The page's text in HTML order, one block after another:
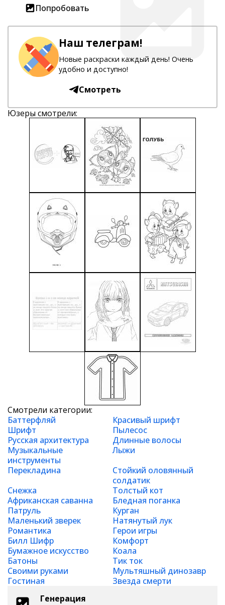
Попробовать
Наш телеграм!
Новые раскраски каждый день! Очень
удобно и доступно!
Смотреть
Юзеры смотрели:
Смотрели категории:
Баттерфляй
Красивый шрифт
Шрифт
Пылесос
Русская архитектура
Длинные волосы
Музыкальные
инструменты
Лыжи
Перекладина
Стойкий оловянный
солдатик
Снежка
Толстый кот
Африканская саванна
Бледная поганка
Патруль
Курган
Маленький зверек
Натянутый лук
Романтика
Герои игры
Билл Шифр
Комфорт
Бумажное искусство
Коала
Батоны
Тик ток
Своими руками
Мультяшный динозавр
Гостиная
Звезда смерти
Генерация